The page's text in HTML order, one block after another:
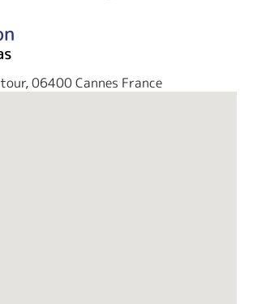
06400 Cannes France